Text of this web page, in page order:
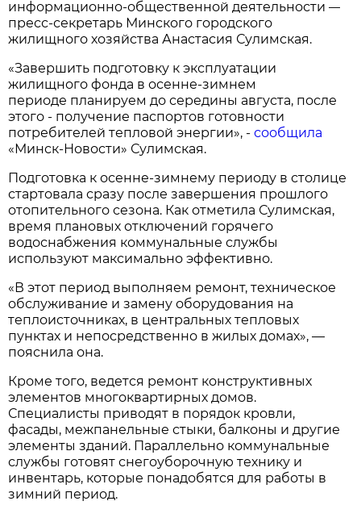
информационно-общественной деятельности—
пресс-секретарь Минского городского
жилищного хозяйства Анастасия Сулимская.
«Завершить подготовку к эксплуатации
жилищного фонда в осенне-зимнем
периоде планируем до середины августа, после
этого - получение паспортов готовности
потребителей тепловой энергии», -сообщила
«Минск-Новости» Сулимская.
Подготовка к осенне-зимнему периоду в столице
стартовала сразу после завершения прошлого
отопительного сезона. Как отметила Сулимская,
время плановых отключений горячего
водоснабжения коммунальные службы
используют максимально эффективно.
«В этот период выполняем ремонт, техническое
обслуживание и замену оборудования на
теплоисточниках, в центральных тепловых
пунктах и непосредственно в жилых домах», —
пояснила она.
Кроме того, ведется ремонт конструктивных
элементов многоквартирных домов.
Специалисты приводят в порядок кровли,
фасады, межпанельные стыки, балконы и другие
элементы зданий. Параллельно коммунальные
службы готовят снегоуборочную технику и
инвентарь, которые понадобятся для работы в
зимний период.